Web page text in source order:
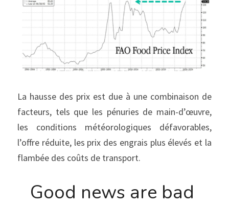
La hausse des prix est due à une combinaison de
facteurs, tels que les pénuries de main-d’œuvre,
les conditions météorologiques défavorables,
l’offre réduite, les prix des engrais plus élevés et la
flambée des coûts de transport.
Good news are bad